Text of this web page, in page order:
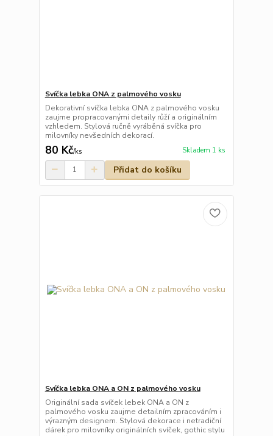
Svíčka lebka ONA z palmového vosku
Dekorativní svíčka lebka ONA z palmového vosku
zaujme propracovanými detaily růží a originálním
vzhledem. Stylová ručně vyráběná svíčka pro
milovníky nevšedních dekorací.
80 Kč/ks Skladem 1 ks
Přidat do košíku
Svíčka lebka ONA a ON z palmového vosku
Originální sada svíček lebek ONA a ON z
palmového vosku zaujme detailním zpracováním i
výrazným designem. Stylová dekorace i netradiční
dárek pro milovníky originálních svíček, gothic stylu